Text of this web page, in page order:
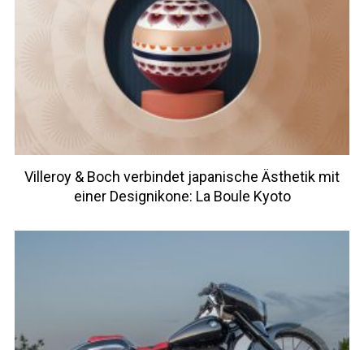
Villeroy & Boch verbindet japanische Ästhetik mit
einer Designikone: La Boule Kyoto